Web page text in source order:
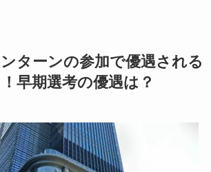
ターンの参加で優遇される
早期選考の優遇は？